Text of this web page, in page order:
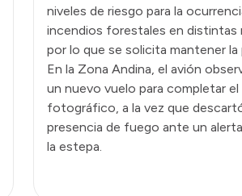
niveles de riesgo para la
incendios forestales en distintas
por lo que se solicita mantener la
En la Zona Andina, el avión
un nuevo vuelo para completar
fotográfico, a la vez que
presencia de fuego ante un
la estepa.